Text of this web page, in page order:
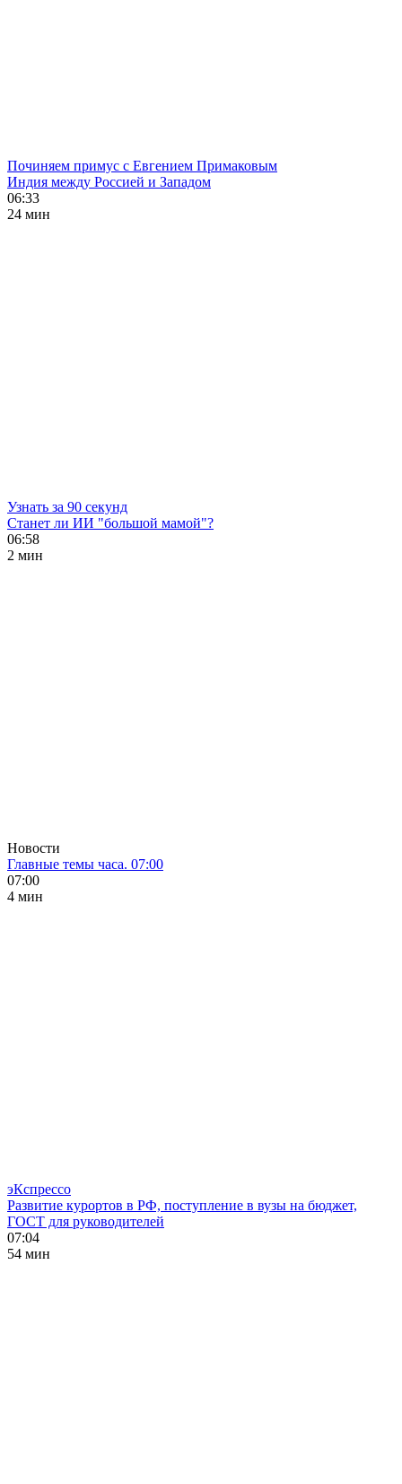
Починяем примус с Евгением Примаковым
Индия между Россией и Западом
06:33
24 мин
Узнать за 90 секунд
Станет ли ИИ "большой мамой"?
06:58
2 мин
Новости
Главные темы часа. 07:00
07:00
4 мин
эКспрессо
Развитие курортов в РФ, поступление в вузы на бюджет,
ГОСТ для руководителей
07:04
54 мин